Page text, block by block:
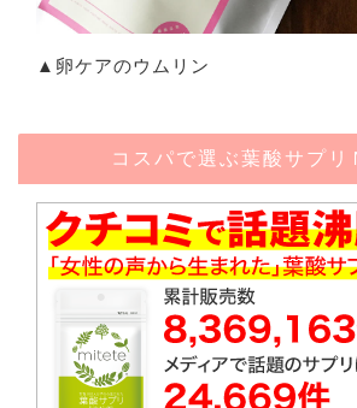
▲卵ケアのウムリン
コスパで選ぶ葉酸サプリ